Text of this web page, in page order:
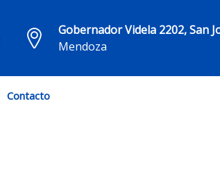
Gobernador Videla 2202, San
Mendoza
Contacto